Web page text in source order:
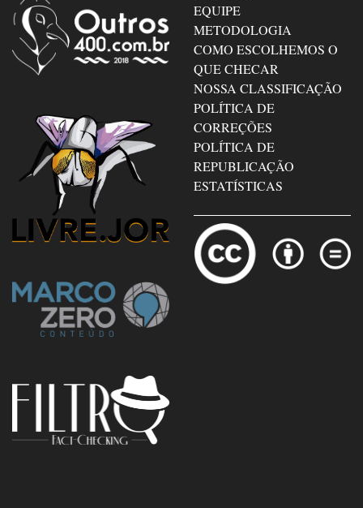
EQUIPE
METODOLOGIA
COMO ESCOLHEMOS O
QUE CHECAR
NOSSA CLASSIFICAÇÃO
POLÍTICA DE
CORREÇÕES
POLÍTICA DE
REPUBLICAÇÃO
ESTATÍSTICAS